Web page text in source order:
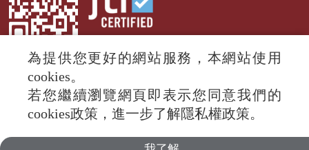
© 2024 RTI (Radio Taiwan International).
All rights reserved.
為提供您更好的網站服務，本網站使用
cookies。
若您繼續瀏覽網頁即表示您同意我們的
cookies政策，進一步了解隱私權政策。